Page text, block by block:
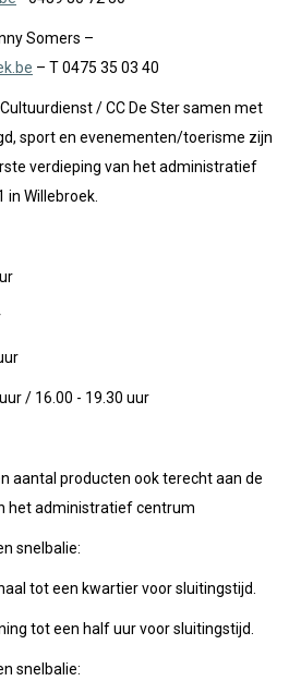
Somers –
– T 0475 35 03 40
/ CC De Ster samen met
sport en evenementen/toerisme zijn
verdieping van het administratief
Willebroek.
/ 16.00 - 19.30 uur
aantal producten ook terecht aan de
het administratief centrum
snelbalie:
tot een kwartier voor sluitingstijd.
tot een half uur voor sluitingstijd.
snelbalie: